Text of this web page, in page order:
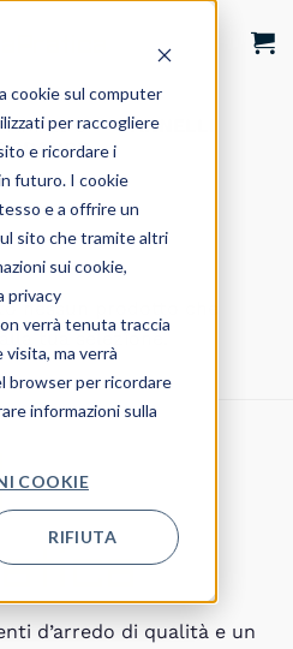
cookie sul computer
per raccogliere
e ricordare i
futuro. I cookie
e a offrire un
sito che tramite altri
sui cookie,
privacy
verrà tenuta traccia
ma verrà
browser per ricordare
informazioni sulla
COOKIE
RIFIUTA
ARREDO / PANNELLI
nessun prodotto che
tua selezione.
d’arredo di qualità e un